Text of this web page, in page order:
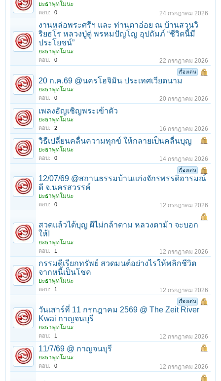
ยะธาพุทโมนะ
ตอบ: 0 24 กรกฎาคม 2026
งานหล่อพระศรีฯ และ ท่านตาอ๋อย ณ บ้านสวนวิ
ริยธโร หลวงปู่ดู่ พรหมปัญโญ อุปถัมภ์ “ชีวิตนี้มี
ประโยชน์”
ยะธาพุทโมนะ
ตอบ: 0 22 กรกฎาคม 2026
เรื่องเด่น
20 ก.ค.69 @นครโฮจิมิน ประเทศเวียดนาม
ยะธาพุทโมนะ
ตอบ: 0 20 กรกฎาคม 2026
เพลงอัญเชิญพระเข้าตัว
ยะธาพุทโมนะ
ตอบ: 2 16 กรกฎาคม 2026
วิธีเปลี่ยนคลื่นความทุกข์ ให้กลายเป็นคลื่นบุญ
ยะธาพุทโมนะ
ตอบ: 0 14 กรกฎาคม 2026
เรื่องเด่น
12/07/69 @สถานธรรมบ้านแก่งจักรพรรดิอารมณ์
ดี จ.นครสวรรค์
ยะธาพุทโมนะ
ตอบ: 0 12 กรกฎาคม 2026
สวดแล้วได้บุญ ผีไม่กล้าตาม หลวงตาม้า จะบอก
ให้!
ยะธาพุทโมนะ
ตอบ: 1 12 กรกฎาคม 2026
กรรมดีเรียกทรัพย์ สวดมนต์อย่างไรให้พลิกชีวิต
จากหนี้เป็นโชค
ยะธาพุทโมนะ
ตอบ: 1 12 กรกฎาคม 2026
เรื่องเด่น
วันเสาร์ที่ 11 กรกฎาคม 2569 @ The Zeit River
Kwai กาญจนบุรี
ยะธาพุทโมนะ
ตอบ: 1 12 กรกฎาคม 2026
11/7/69 @ กาญจนบุรี
ยะธาพุทโมนะ
ตอบ: 0 12 กรกฎาคม 2026